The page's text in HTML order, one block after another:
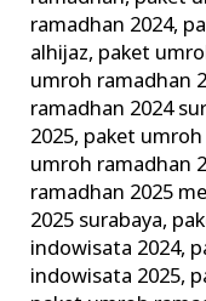
ramadhan 2024,
alhijaz, paket
umroh ramadhan
ramadhan 2024
2025, paket umroh
umroh ramadhan
ramadhan 2025
2025 surabaya,
indowisata 2024,
indowisata 2025,